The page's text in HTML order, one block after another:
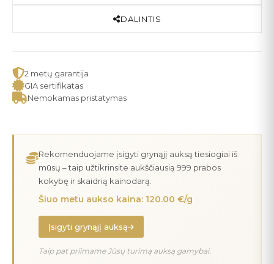
DALINTIS
2 metų garantija
GIA sertifikatas
Nemokamas pristatymas
Rekomenduojame įsigyti grynąjį auksą tiesiogiai iš
mūsų – taip užtikrinsite aukščiausią 999 prabos
kokybę ir skaidrią kainodarą.
Šiuo metu aukso kaina: 120.00 €/g
Įsigyti grynąjį auksą
Taip pat priimame Jūsų turimą auksą gamybai.